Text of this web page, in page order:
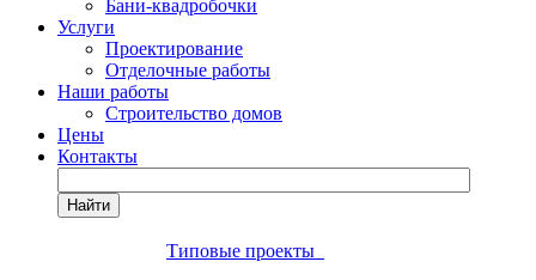
Бани-квадробочки
Услуги
Проектирование
Отделочные работы
Наши работы
Строительство домов
Цены
Контакты
Найти
Типовые проекты